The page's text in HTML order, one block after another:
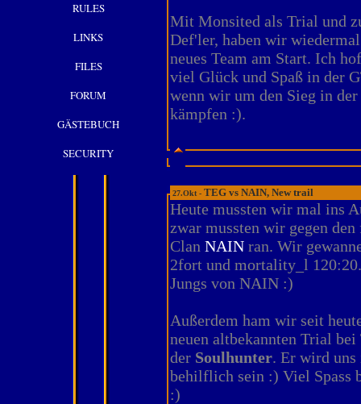
RULES
LINKS
FILES
FORUM
GÄSTEBUCH
SECURITY
Mit Monsited als Trial und
Def'ler, haben wir
neues Team am Start. Ich
viel Glück und Spaß in der
wenn wir um den Sieg in
kämpfen :).
27.Okt - TEG vs NAIN, New trail
Heute mussten wir mal ins
zwar mussten wir gegen den
Clan NAIN ran. Wir
2fort und mortality_l
Jungs von NAIN :)
Außerdem ham wir seit
neuen altbekannten Trial
der Soulhunter. Er wird uns
behilflich sein :) Viel Spass
:)